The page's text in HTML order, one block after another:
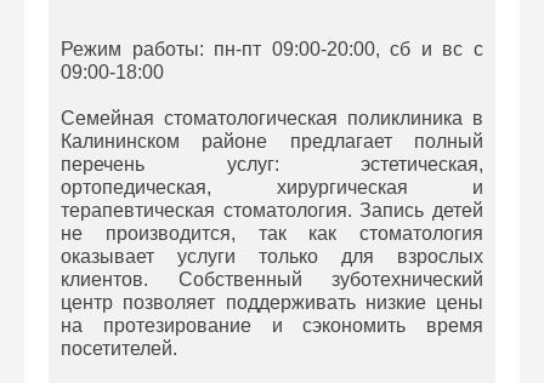
Режим работы: пн-пт 09:00-20:00, сб и вс с
09:00-18:00
Семейная стоматологическая поликлиника в
Калининском районе предлагает полный
перечень услуг: эстетическая,
ортопедическая, хирургическая и
терапевтическая стоматология. Запись детей
не производится, так как стоматология
оказывает услуги только для взрослых
клиентов. Собственный зуботехнический
центр позволяет поддерживать низкие цены
на протезирование и сэкономить время
посетителей.